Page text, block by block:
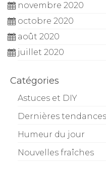
novembre 2020
octobre 2020
août 2020
juillet 2020
Catégories
Astuces et DIY
Dernières tendances
Humeur du jour
Nouvelles fraîches